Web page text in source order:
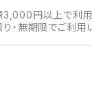
円以上で利用
・無期限でご利用